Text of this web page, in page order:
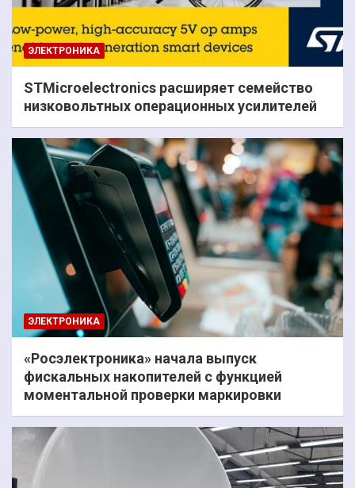
ЭЛЕКТРОНИКА
STMicroelectronics расширяет семейство
низковольтных операционных усилителей
ЭЛЕКТРОНИКА
«Росэлектроника» начала выпуск
фискальных накопителей с функцией
моментальной проверки маркировки